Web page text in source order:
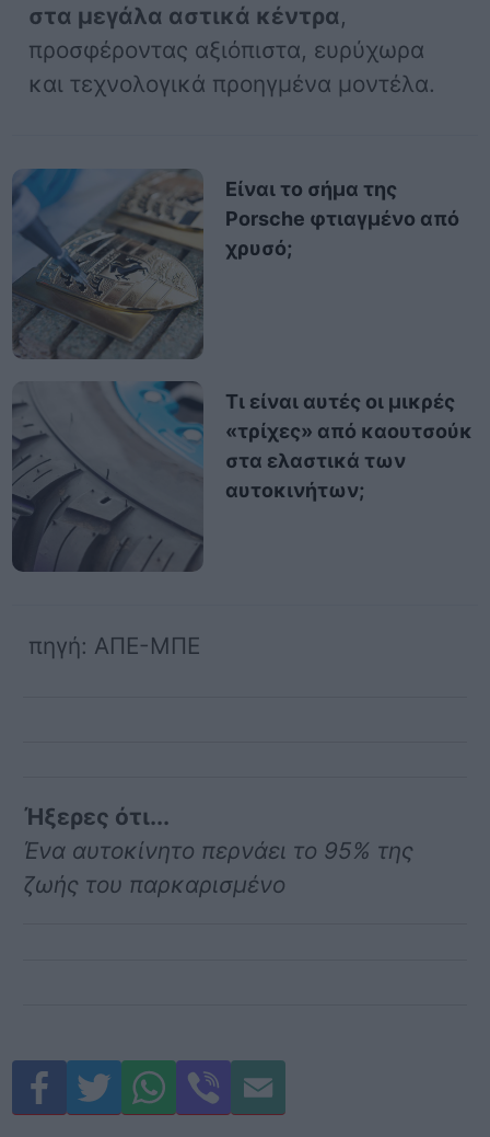
στα μεγάλα αστικά κέντρα,
προσφέροντας αξιόπιστα, ευρύχωρα
και τεχνολογικά προηγμένα μοντέλα.
Είναι το σήμα της
Porsche φτιαγμένο από
χρυσό;
Τι είναι αυτές οι μικρές
«τρίχες» από καουτσούκ
στα ελαστικά των
αυτοκινήτων;
πηγή: ΑΠΕ-ΜΠΕ
Ήξερες ότι...
Ένα αυτοκίνητο περνάει το 95% της
ζωής του παρκαρισμένο